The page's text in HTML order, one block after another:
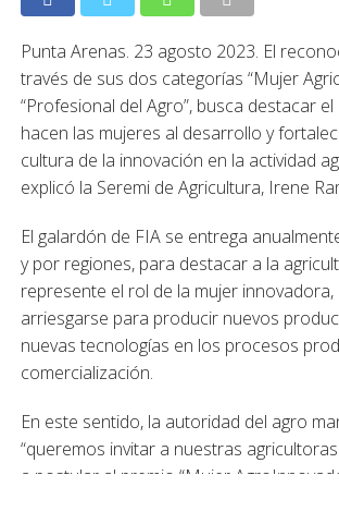
Punta Arenas. 23 agosto 2023. El
través de sus dos categorías “Mujer
“Profesional del Agro”, busca destacar
hacen las mujeres al desarrollo y
cultura de la innovación en la actividad
explicó la Seremi de Agricultura, Irene
El galardón de FIA se entrega
y por regiones, para destacar a la
represente el rol de la mujer innovadora,
arriesgarse para producir nuevos
nuevas tecnologías en los procesos
comercialización.
En este sentido, la autoridad del agro
“queremos invitar a nuestras
a postular al premio “Mujer